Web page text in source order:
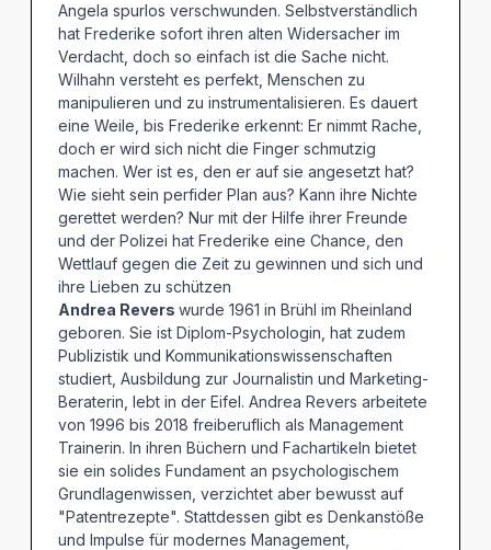
Angela spurlos verschwunden. Selbstverständlich
hat Frederike sofort ihren alten Widersacher im
Verdacht, doch so einfach ist die Sache nicht.
Wilhahn versteht es perfekt, Menschen zu
manipulieren und zu instrumentalisieren. Es dauert
eine Weile, bis Frederike erkennt: Er nimmt Rache,
doch er wird sich nicht die Finger schmutzig
machen. Wer ist es, den er auf sie angesetzt hat?
Wie sieht sein perfider Plan aus? Kann ihre Nichte
gerettet werden? Nur mit der Hilfe ihrer Freunde
und der Polizei hat Frederike eine Chance, den
Wettlauf gegen die Zeit zu gewinnen und sich und
ihre Lieben zu schützen
Andrea Revers wurde 1961 in Brühl im Rheinland
geboren. Sie ist Diplom-Psychologin, hat zudem
Publizistik und Kommunikationswissenschaften
studiert, Ausbildung zur Journalistin und Marketing-
Beraterin, lebt in der Eifel. Andrea Revers arbeitete
von 1996 bis 2018 freiberuflich als Management
Trainerin. In ihren Büchern und Fachartikeln bietet
sie ein solides Fundament an psychologischem
Grundlagenwissen, verzichtet aber bewusst auf
"Patentrezepte". Stattdessen gibt es Denkanstöße
und Impulse für modernes Management,